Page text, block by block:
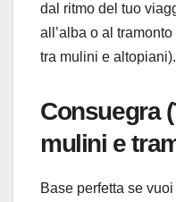
dal ritmo del tuo
all’alba o al
tra mulini e altopiani).
Consuegra
mulini e
Base perfetta se vuoi